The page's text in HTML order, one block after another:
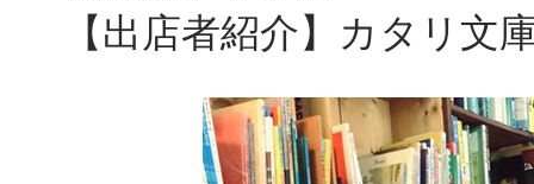
【出店者紹介】カタリ文